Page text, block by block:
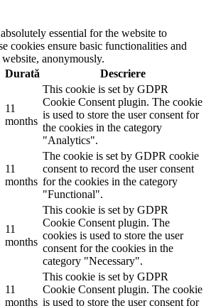
essential for the website to
cookies ensure basic functionalities and
anonymously.
Durată Descriere
11
months
This cookie is set by GDPR
Cookie Consent plugin. The cookie
is used to store the user consent for
the cookies in the category
"Analytics".
11
months
The cookie is set by GDPR cookie
consent to record the user consent
for the cookies in the category
"Functional".
11
months
This cookie is set by GDPR
Cookie Consent plugin. The
cookies is used to store the user
consent for the cookies in the
category "Necessary".
11
months
This cookie is set by GDPR
Cookie Consent plugin. The cookie
is used to store the user consent for